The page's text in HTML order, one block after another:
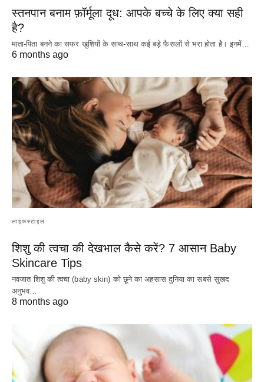
स्तनपान बनाम फ़ॉर्मूला दूध: आपके बच्चे के लिए क्या सही
है?
माता-पिता बनने का सफर खुशियों के साथ-साथ कई बड़े फैसलों से भरा होता है। इनमें…
6 months ago
लाइफस्टाइल
शिशु की त्वचा की देखभाल कैसे करें? 7 आसान Baby
Skincare Tips
नवजात शिशु की त्वचा (baby skin) को छूने का अहसास दुनिया का सबसे सुखद
अनुभव…
8 months ago